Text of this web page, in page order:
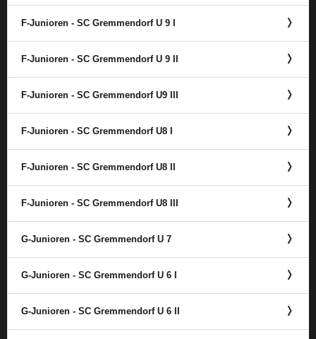
F-Junioren - SC Gremmendorf U 9 I
F-Junioren - SC Gremmendorf U 9 II
F-Junioren - SC Gremmendorf U9 III
F-Junioren - SC Gremmendorf U8 I
F-Junioren - SC Gremmendorf U8 II
F-Junioren - SC Gremmendorf U8 III
G-Junioren - SC Gremmendorf U 7
G-Junioren - SC Gremmendorf U 6 I
G-Junioren - SC Gremmendorf U 6 II